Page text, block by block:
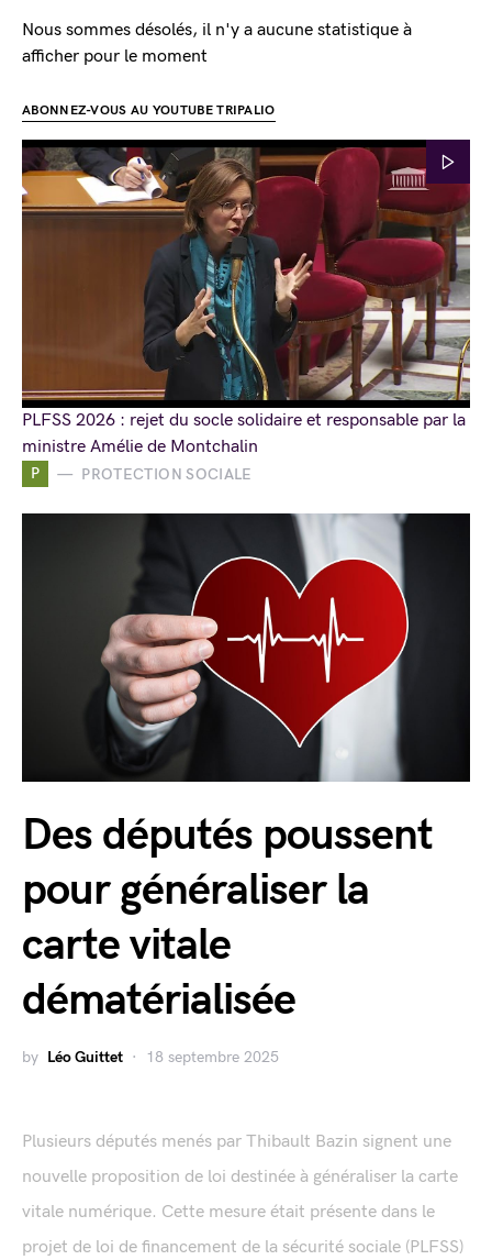
P PROTECTION SOCIALE
Des députés poussent
pour généraliser la
carte vitale
dématérialisée
by Léo Guittet 18 septembre 2025
Plusieurs députés menés par Thibault Bazin signent une
nouvelle proposition de loi destinée à généraliser la carte
vitale numérique. Cette mesure était présente dans le
projet de loi de financement de la sécurité sociale (PLFSS)
Nous sommes désolés, il n'y a aucune statistique à
afficher pour le moment
ABONNEZ-VOUS AU YOUTUBE TRIPALIO
PLFSS 2026 : rejet du socle solidaire et responsable par la
ministre Amélie de Montchalin